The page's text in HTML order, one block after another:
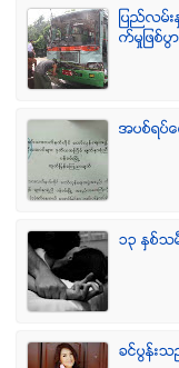
ျပည္လမ္
က္မႈျဖစ္ပြ
အပစ္ရပ္ေ
၁၃ ႏွစ္သမီ
ခင္ပြန္း